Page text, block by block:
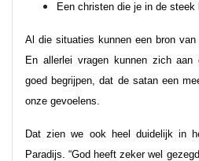
Een christen die je in de steek
Al die situaties kunnen een bron
En allerlei vragen kunnen zich aan
goed begrijpen, dat de satan een
onze gevoelens.
Dat zien we ook heel duidelijk in
Paradijs. “God heeft zeker wel